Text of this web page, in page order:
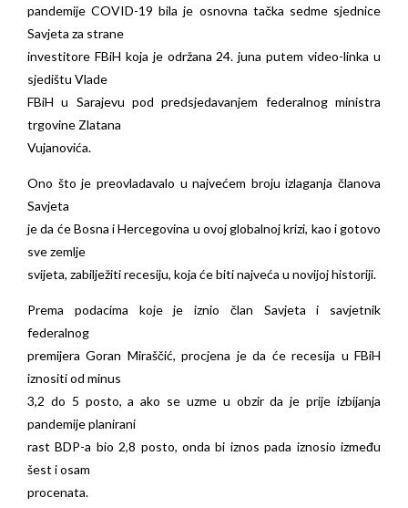
pandemije COVID-19 bila je osnovna tačka sedme sjednice
Savjeta za strane
investitore FBiH koja je održana 24. juna putem video-linka u
sjedištu Vlade
FBiH u Sarajevu pod predsjedavanjem federalnog ministra
trgovine Zlatana
Vujanovića.
Ono što je preovladavalo u najvećem broju izlaganja članova
Savjeta
je da će Bosna i Hercegovina u ovoj globalnoj krizi, kao i gotovo
sve zemlje
svijeta, zabilježiti recesiju, koja će biti najveća u novijoj historiji.
Prema podacima koje je iznio član Savjeta i savjetnik
federalnog
premijera Goran Miraščić, procjena je da će recesija u FBiH
iznositi od minus
3,2 do 5 posto, a ako se uzme u obzir da je prije izbijanja
pandemije planirani
rast BDP-a bio 2,8 posto, onda bi iznos pada iznosio između
šest i osam
procenata.